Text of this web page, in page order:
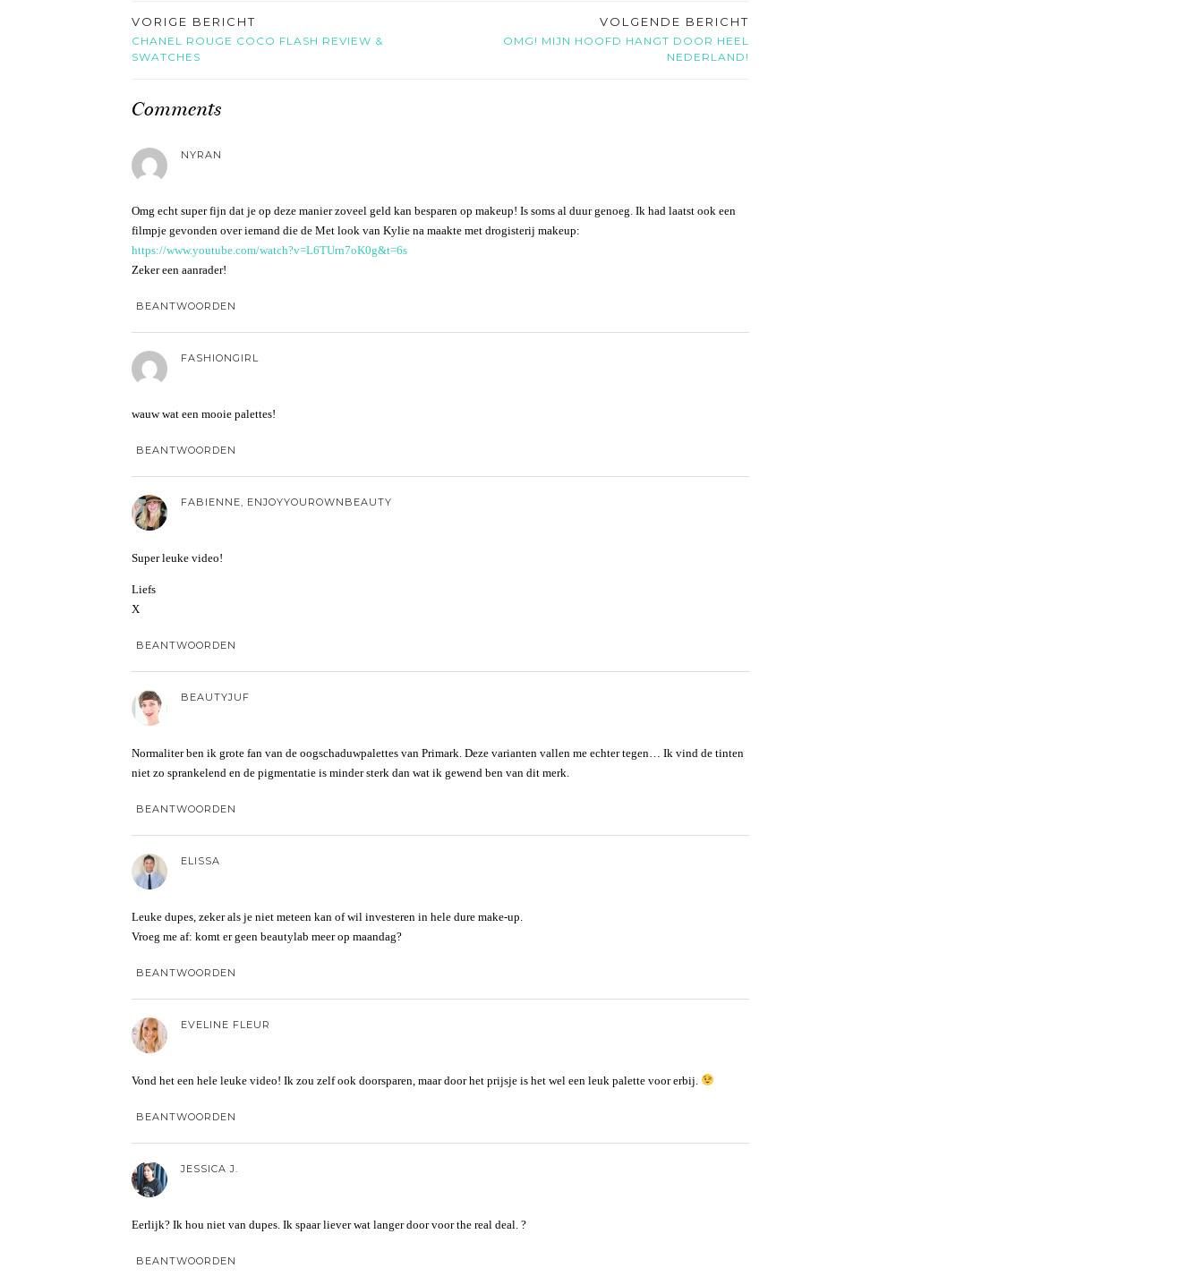
VORIGE BERICHT
CHANEL ROUGE COCO FLASH REVIEW &
SWATCHES
VOLGENDE BERICHT
OMG! MIJN HOOFD HANGT DOOR HEEL
NEDERLAND!
Comments
NYRAN
Omg echt super fijn dat je op deze manier zoveel geld kan besparen op makeup! Is soms al duur genoeg. Ik had laatst ook een
filmpje gevonden over iemand die de Met look van Kylie na maakte met drogisterij makeup:
https://www.youtube.com/watch?v=L6TUrn7oK0g&t=6s
Zeker een aanrader!
BEANTWOORDEN
FASHIONGIRL
wauw wat een mooie palettes!
BEANTWOORDEN
FABIENNE, ENJOYYOUROWNBEAUTY
Super leuke video!
Liefs
X
BEANTWOORDEN
BEAUTYJUF
Normaliter ben ik grote fan van de oogschaduwpalettes van Primark. Deze varianten vallen me echter tegen… Ik vind de tinten
niet zo sprankelend en de pigmentatie is minder sterk dan wat ik gewend ben van dit merk.
BEANTWOORDEN
ELISSA
Leuke dupes, zeker als je niet meteen kan of wil investeren in hele dure make-up.
Vroeg me af: komt er geen beautylab meer op maandag?
BEANTWOORDEN
EVELINE FLEUR
Vond het een hele leuke video! Ik zou zelf ook doorsparen, maar door het prijsje is het wel een leuk palette voor erbij.
BEANTWOORDEN
JESSICA J.
Eerlijk? Ik hou niet van dupes. Ik spaar liever wat langer door voor the real deal. ?
BEANTWOORDEN